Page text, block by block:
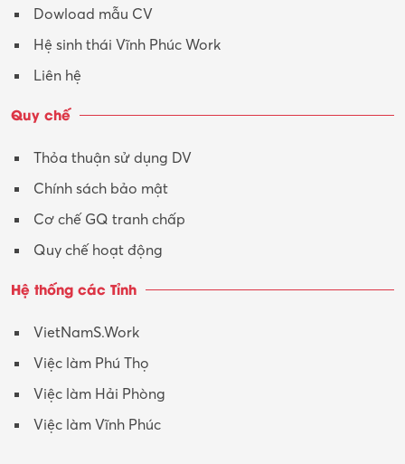
Tư vấn – Kiến trúc
Y tế-Dược
Dowload mẫu CV
Hệ sinh thái Vĩnh Phúc Work
Liên hệ
Quy chế
Thỏa thuận sử dụng DV
Chính sách bảo mật
Cơ chế GQ tranh chấp
Quy chế hoạt động
Hệ thống các Tỉnh
VietNamS.Work
Việc làm Phú Thọ
Việc làm Hải Phòng
Việc làm Vĩnh Phúc